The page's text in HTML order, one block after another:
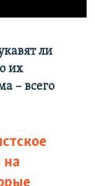
ли
их
– всего
на